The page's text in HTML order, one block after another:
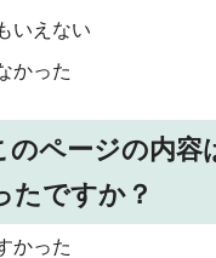
いえない
かった
のページの内容
たですか？
かった